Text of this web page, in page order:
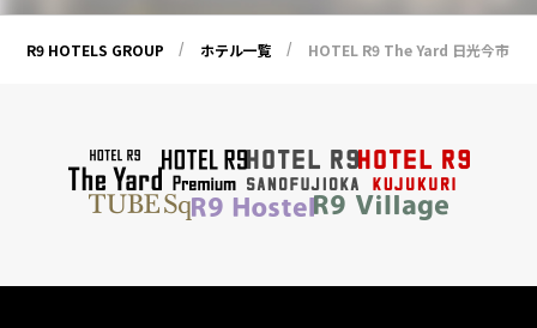
R9 HOTELS GROUP ホテル一覧 HOTEL R9 The Yard 日光今市